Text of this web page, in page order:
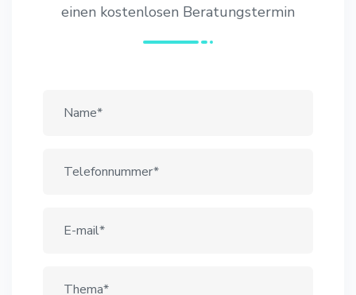
einen kostenlosen Beratungstermin